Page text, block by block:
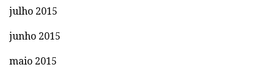
julho 2015
junho 2015
maio 2015